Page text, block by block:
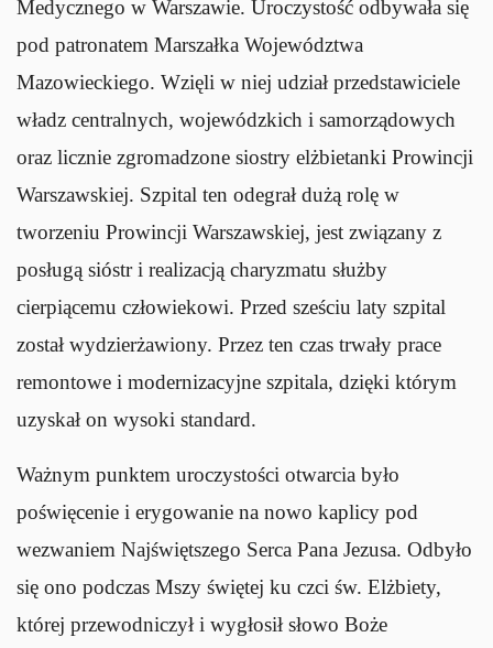
Medycznego w Warszawie. Uroczystość odbywała się
pod patronatem Marszałka Województwa
Mazowieckiego. Wzięli w niej udział przedstawiciele
władz centralnych, wojewódzkich i samorządowych
oraz licznie zgromadzone siostry elżbietanki Prowincji
Warszawskiej. Szpital ten odegrał dużą rolę w
tworzeniu Prowincji Warszawskiej, jest związany z
posługą sióstr i realizacją charyzmatu służby
cierpiącemu człowiekowi. Przed sześciu laty szpital
został wydzierżawiony. Przez ten czas trwały prace
remontowe i modernizacyjne szpitala, dzięki którym
uzyskał on wysoki standard.
Ważnym punktem uroczystości otwarcia było
poświęcenie i erygowanie na nowo kaplicy pod
wezwaniem Najświętszego Serca Pana Jezusa. Odbyło
się ono podczas Mszy świętej ku czci św. Elżbiety,
której przewodniczył i wygłosił słowo Boże